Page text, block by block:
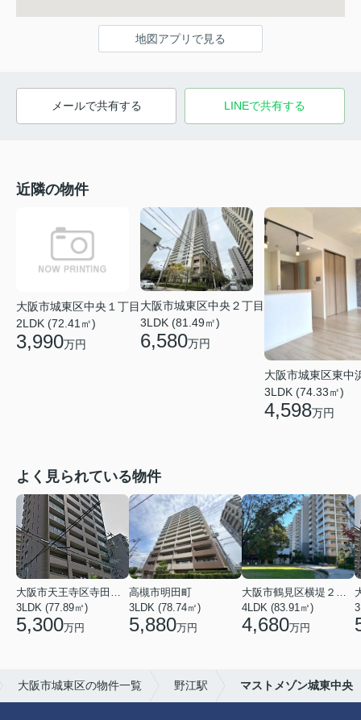
地図アプリで見る
メールで共有する LINEで共有する
近隣の物件
大阪市城東区中央１丁目
2LDK (72.41㎡)
3,990万円
大阪市城東区中央２丁目
3LDK (81.49㎡)
6,580万円
大阪市城東区東中
3LDK (74.33㎡)
4,598万円
よく見られている物件
大阪市天王寺区寺田町１丁目
3LDK (77.89㎡)
5,300万円
高槻市明田町
3LDK (78.74㎡)
5,880万円
大阪市鶴見区横堤２丁目
4LDK (83.91㎡)
4,680万円
大阪市城東区の物件一覧 野江駅 マストメゾン城東中央